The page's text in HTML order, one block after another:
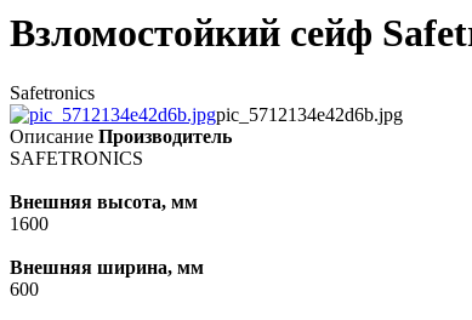
Взломостойкий сейф
Safetronics
pic_5712134e42d6b.jpg
Описание Производитель
SAFETRONICS
Внешняя высота, мм
1600
Внешняя ширина, мм
600